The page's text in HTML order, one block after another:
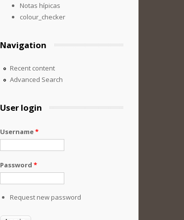
Notas hípicas
colour_checker
Navigation
Recent content
Advanced Search
User login
Username*
Password *
Request new password